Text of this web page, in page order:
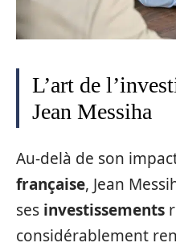
L’art de
Jean Messiha
Au-delà de son
française, Jean
ses investissements
considérablement